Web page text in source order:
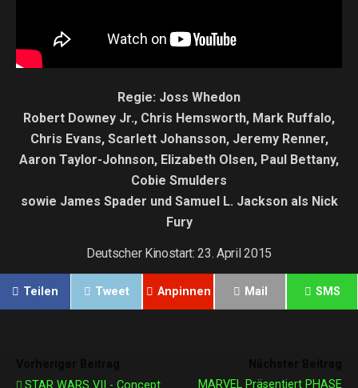
Regie: Joss Whedon
Robert Downey Jr., Chris Hemsworth, Mark Ruffalo,
Chris Evans, Scarlett Johansson, Jeremy Renner,
Aaron Taylor-Johnson, Elizabeth Olsen, Paul Bettany,
Cobie Smulders
sowie James Spader und Samuel L. Jackson als Nick
Fury
Deutscher Kinostart: 23. April 2015
Teilen Tweet Anpinnen Mail SMS
STAR WARS VII - Concept
MARVEL Präsentiert PHASE